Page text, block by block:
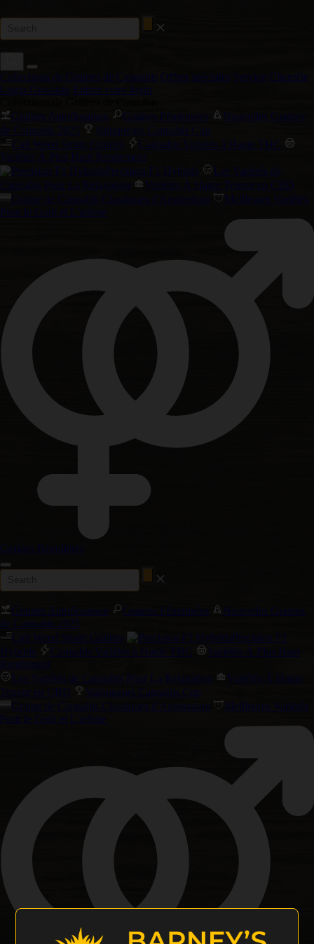
Collections de Graines de Cannabis Offres spéciales Service Clientèle
Login Grossiste Entrez votre login
Graines Autofloraison
Graines Féminisées
Nouvelles Graines
de Cannabis 2025
Vainqueurs Cannabis Cup
Cali Weed Strain Graines
Cannabis Variétés à Haute THC
Variétés À Plus Haut Rendement
Precision F1 Hybrids
Les Variétés de
Cannabis Pour La Relaxation
Variétés À Haute Teneur en CBD
Graine de Cannabis Classiques d'Amsterdam
Meilleures Variétés
Pour le Goût et L'arôme
Graines Régulières
Graines Autofloraison Graines Féminisées
Nouvelles Graines
de Cannabis 2025
Cali Weed Strain Graines
Precision F1
Hybrids
Cannabis Variétés à Haute THC
Variétés À Plus Haut
Rendement
Les Variétés de Cannabis Pour La Relaxation
Variétés À Haute
Teneur en CBD
Vainqueurs Cannabis Cup
Graine de Cannabis Classiques d'Amsterdam
Meilleures Variétés
Pour le Goût et L'arôme